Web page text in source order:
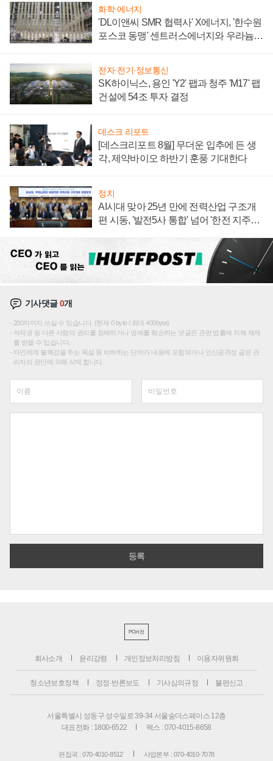
화학·에너지
'DL이앤씨 SMR 협력사' X에너지, '한수원
포스코 동맹' 센트러스에너지와 우라늄
전자·전기·정보통신
SK하이닉스, 용인 'Y2' 팹과 청주 'M17' 팹
건설에 54조 투자 결정
데스크 리포트
[데스크리포트 8월] 무더운 입추에 든 생
각, 제약바이오 하반기 훈풍 기대한다
정치
AI시대 맞아 25년 만에 전력산업 구조개
편 시동, '발전5사 통합' 넘어 '한전 지주사'
기사댓글0개
200자까지 쓰실 수 있습니다. (현재 0 byte / 최대 400byte)
저작권 등 다른 사람의 권리를 침해하거나 명예를 훼손하는 댓글은 관련 법률에 의해 제재
를 받을 수 있습니다.
타인에게 불쾌감을 주는 욕설 등 비하하는 단어가 내용에 포함되거나 인신공격성 글은 관
리자의 판단에 의해 삭제 합니다.
PC버전
회사소개 윤리강령 개인정보처리방침 이용자위원회
청소년보호정책 정정·반론보도 기사심의규정 불편신고
서울특별시 성동구 성수일로 39-34 서울숲더스페이스 12층
대표전화 : 1800-6522
팩스 : 070-4015-8658
편집국 : 070-4010-8512 사업본부 : 070-4010-7078